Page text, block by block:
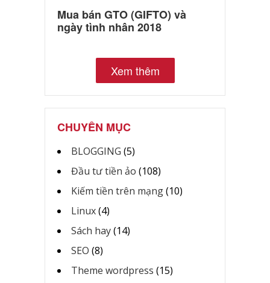
Mua bán GTO (GIFTO) và
ngày tình nhân 2018
Xem thêm
CHUYÊN MỤC
BLOGGING (5)
Đầu tư tiền ảo (108)
Kiếm tiền trên mạng(10)
Linux(4)
Sách hay(14)
SEO (8)
Theme wordpress (15)